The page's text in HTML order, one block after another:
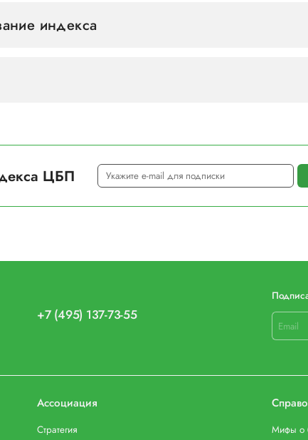
индекса
ЦБП
+7 (495) 137-73-55
Ассоциация
Стратегия Мифы о